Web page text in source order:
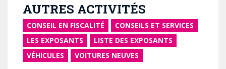
AUTRES ACTIVITÉS
CONSEIL EN FISCALITÉ
CONSEILS ET SERVICES
LES EXPOSANTS
LISTE DES EXPOSANTS
VÉHICULES
VOITURES NEUVES